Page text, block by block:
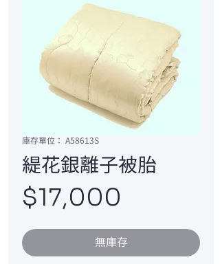
庫存單位： A58613S
緹花銀離子被胎
$17,000
格
無庫存